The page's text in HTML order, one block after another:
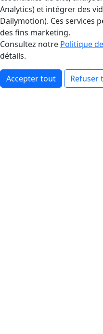
Analytics) et intégrer des
Dailymotion). Ces services
des fins marketing.
Consultez notre Politique
détails.
Accepter tout Refuser